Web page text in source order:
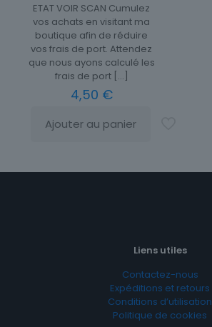
ETAT VOIR SCAN Cumulez
vos achats en visitant ma
boutique afin de réduire
vos frais de port. Attendez
que nous ayons calculé les
frais de port[…]
4,50 €
Ajouter au panier
Liens utiles
Contactez-nous
Expéditions et retours
Conditions d’utilisation
Politique de cookies